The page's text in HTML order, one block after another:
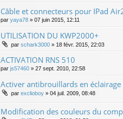
Câble et connecteurs pour IPad
par yaya78 » 07 juin 2015, 12:11
UTILISATION DU KWP2000+
par schark3000 » 18 févr. 2015, 22:03
ACTIVATION RNS 510
par js57460 » 27 sept. 2010, 22:58
Activer antibrouillards en
par exclioboy » 04 juil. 2009, 08:48
Modification des couleurs du